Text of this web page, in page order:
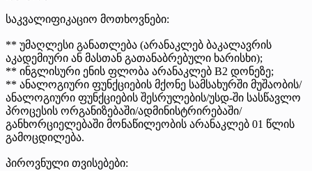
საკვალიფიკაციო მოთხოვნები:
** უმაღლესი განათლება (არანაკლებ ბაკალავრის
აკადემიური ან მასთან გათანაბრებული ხარისხი);
** ინგლისური ენის ფლობა არანაკლებ B2 დონეზე;
** ანალოგიური ფუნქციების მქონე სამსახურში მუშაობის/
ანალოგიური ფუნქციების შესრულების/უსდ-ში სასწავლო
პროცესის ორგანიზებაში/ადმინისტრირებაში/
განხორციელებაში მონაწილეობის არანაკლებ 01 წლის
გამოცდილება.
პიროვნული თვისებები: